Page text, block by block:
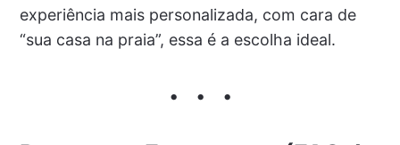
experiência mais personalizada, com cara de
“sua casa na praia”, essa é a escolha ideal.